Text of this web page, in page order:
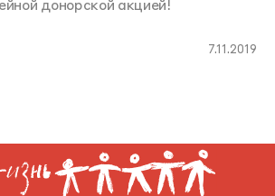
донорской акцией!
7.11.2019